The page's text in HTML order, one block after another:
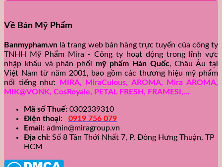
Về Bán Mỹ Phẩm
Banmypham.vn là trang web bán hàng trực tuyến của công ty
TNHH Mỹ Phẩm Mira - Công ty hoạt động trong lĩnh vực
nhập khẩu và phân phối mỹ phẩm Hàn Quốc, Châu Âu tại
Việt Nam từ năm 2001, bao gồm các thương hiệu mỹ phẩm
nổi tiếng như:
MIRA, MiraCulous, AROMA, Mira AROMA,
MIK@VONK, CosRoyale, PETAL FRESH, FRAMESI,...
Mã số Thuế: 0302339310
Điện thoại:
0919 756 079
Email: admin@miragroup.vn
Địa chỉ: Số 8 Tân Thới Nhất 7, P. Đông Hưng Thuận, TP
HCM